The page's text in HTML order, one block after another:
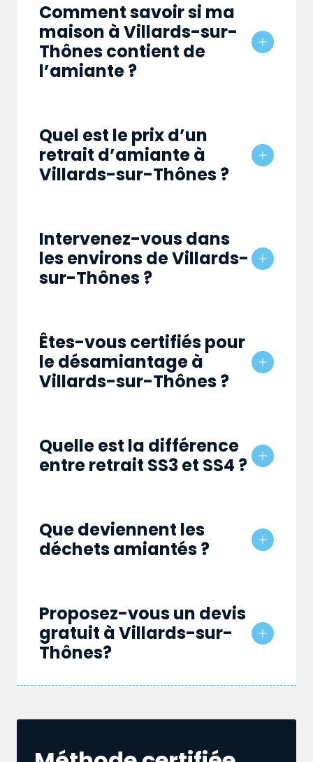
Comment savoir si ma
maison à Villards-sur-
Thônes contient de
l’amiante ?
Quel est le prix d’un
retrait d’amiante à
Villards-sur-Thônes ?
Intervenez-vous dans
les environs de Villards-
sur-Thônes ?
Êtes-vous certifiés pour
le désamiantage à
Villards-sur-Thônes ?
Quelle est la différence
entre retrait SS3 et SS4 ?
Que deviennent les
déchets amiantés ?
Proposez-vous un devis
gratuit à Villards-sur-
Thônes?